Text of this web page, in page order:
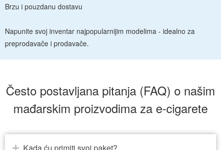
Brzu i pouzdanu dostavu
Napunite svoj inventar najpopularnijim modelima - idealno za
preprodavače i prodavače.
Često postavljana pitanja (FAQ) o našim
mađarskim proizvodima za e-cigarete